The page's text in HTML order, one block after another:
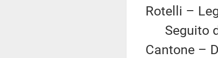
Rotelli –
Seguito
Cantone –